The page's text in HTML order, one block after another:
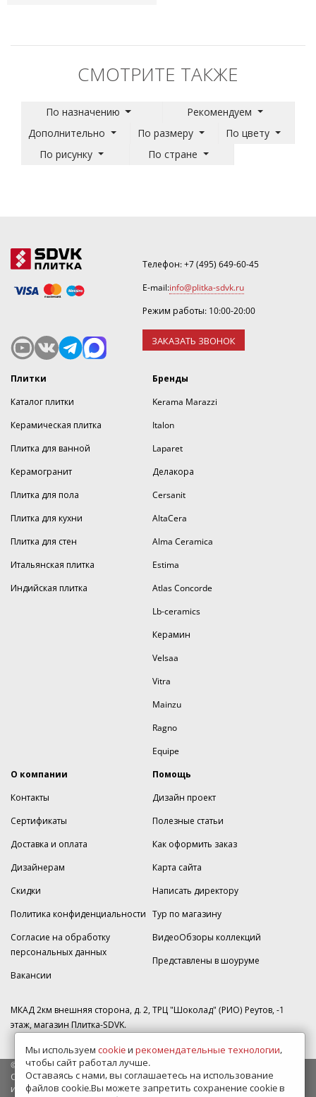
СМОТРИТЕ ТАКЖЕ
По назначению
Рекомендуем
Дополнительно
По размеру
По цвету
По рисунку
По стране
Телефон:+7 (495) 649-60-45
E-mail:info@plitka-sdvk.ru
Режим работы: 10:00-20:00
ЗАКАЗАТЬ ЗВОНОК
Плитки
Каталог плитки
Керамическая плитка
Плитка для ванной
Керамогранит
Плитка для пола
Плитка для кухни
Плитка для стен
Итальянская плитка
Индийская плитка
Бренды
Kerama Marazzi
Italon
Laparet
Делакора
Cersanit
AltaCera
Alma Ceramica
Estima
Atlas Concorde
Lb-ceramics
Керамин
Velsaa
Vitra
Mainzu
Ragno
Equipe
О компании
Контакты
Сертификаты
Доставка и оплата
Дизайнерам
Скидки
Политика конфиденциальности
Согласие на обработку
персональных данных
Вакансии
Помощь
Дизайн проект
Полезные статьи
Как оформить заказ
Карта сайта
Написать директору
Тур по магазину
ВидеоОбзоры коллекций
Представлены в шоуруме
МКАД 2км внешняя сторона, д. 2, ТРЦ "Шоколад" (РИО) Реутов, -1
этаж, магазин Плитка-SDVK.
© 2009—2026 г. Все права защищены
Обращаем Ваше внимание на то, что данный интернет-сайт носит
исключительно информационный характер и ни при каких условиях
Мы используем cookieи рекомендательные технологии,
чтобы сайт работал лучше.
Оставаясь с нами, вы соглашаетесь на использование
файлов cookie.Вы можете запретить сохранение cookie в